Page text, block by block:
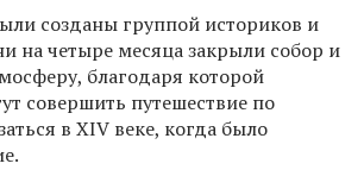
созданы группой историков и
на четыре месяца закрыли собор и
благодаря которой
совершить путешествие по
в XIV веке, когда было